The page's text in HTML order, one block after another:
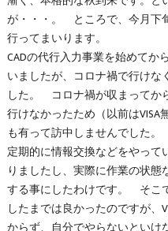
が・・・。 ところで、今月下
行ってまいります。
CADの代行入力事業を始めてか
いましたが、コロナ禍で行け
した。 コロナ禍が収まってか
行けなかったため（以前はVISA
も有って訪中しませんでした
定期的に情報交換などをやって
りましたし、実際に作業の状
する事にしたわけです。 そこ
したまでは良かったのですが、